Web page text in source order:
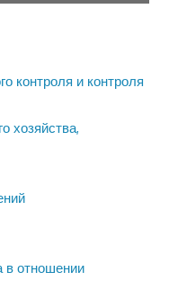
контроля и контроля
хозяйства,
в отношении